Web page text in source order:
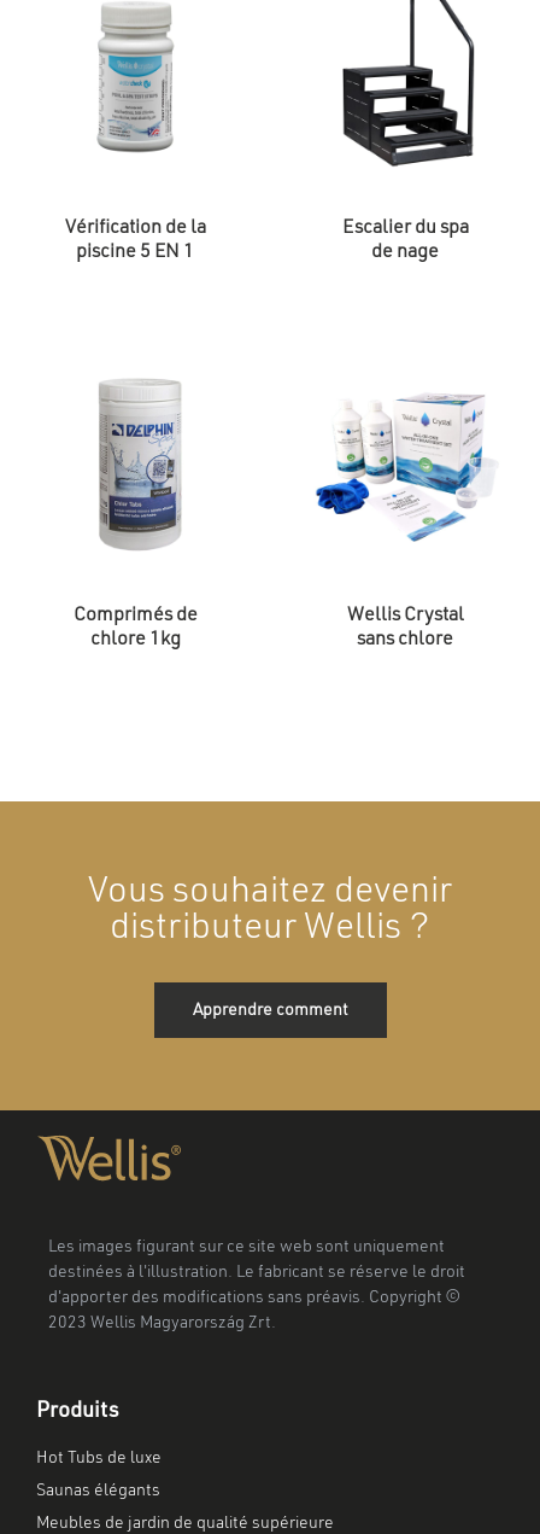
Vérification de la
piscine 5 EN 1
Escalier du spa
de nage
Comprimés de
chlore 1kg
Wellis Crystal
sans chlore
Vous souhaitez devenir
distributeur Wellis ?
Apprendre comment
Les images figurant sur ce site web sont uniquement
destinées à l'illustration. Le fabricant se réserve le droit
d'apporter des modifications sans préavis. Copyright ©
2023 Wellis Magyarország Zrt.
Produits
Hot Tubs de luxe
Saunas élégants
Meubles de jardin de qualité supérieure